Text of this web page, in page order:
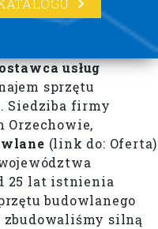
usług
sprzętu
Siedziba firmy
Orzechowie,
(link do: Oferta)
25 lat istnienia
budowlanego
silną